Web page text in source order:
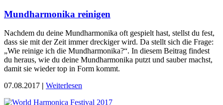
Mundharmonika reinigen
Nachdem du deine Mundharmonika oft gespielt hast, stellst du fest,
dass sie mit der Zeit immer dreckiger wird. Da stellt sich die Frage:
„Wie reinige ich die Mundharmonika?“. In diesem Beitrag findest
du heraus, wie du deine Mundharmonika putzt und sauber machst,
damit sie wieder top in Form kommt.
07.08.2017 | Weiterlesen